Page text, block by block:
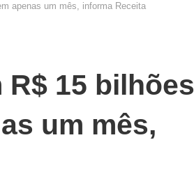
apenas um mês, informa Receita
15 bilhões
um mês,